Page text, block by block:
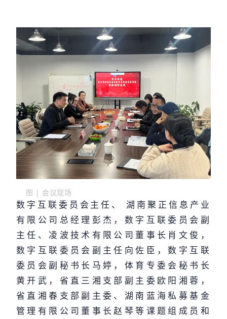
图 | 会议现场
数字互联委员会主任、 湖南聚正信息产业
有限公司总经理彭杰，数字互联委员会副
主任、凌波技术有限公司董事长肖文俊，
数字互联委员会副主任向佐臣，数字互联
委员会副秘书长马婷，体育专委会秘书长
黄开武，省直三湘支部副主委欧阳湘蓉，
省直湘春支部副主委、湖南蓝海私募基金
管理有限公司董事长赵琴等课题组成员和